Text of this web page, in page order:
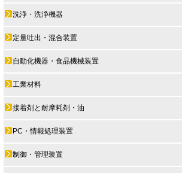
洗浄・洗浄機器
定量吐出・混合装置
自動化機器・食品機械装置
工業材料
接着剤と耐摩耗剤・油
PC・情報処理装置
制御・管理装置